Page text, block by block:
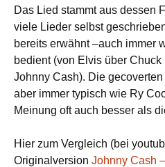
Das Lied stammt aus dessen
viele Lieder selbst
bereits erwähnt –auch immer
bedient (von Elvis über
Johnny Cash). Die
aber immer typisch wie Ry
Meinung oft auch besser als
Hier zum Vergleich (bei
Originalversion Johnny Cash